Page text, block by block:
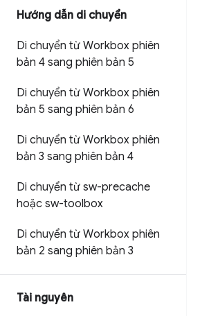
Hướng dẫn di chuyển
Di chuyển từ Workbox phiên
bản 4 sang phiên bản 5
Di chuyển từ Workbox phiên
bản 5 sang phiên bản 6
Di chuyển từ Workbox phiên
bản 3 sang phiên bản 4
Di chuyển từ sw-precache
hoặc sw-toolbox
Di chuyển từ Workbox phiên
bản 2 sang phiên bản 3
Tài nguyên